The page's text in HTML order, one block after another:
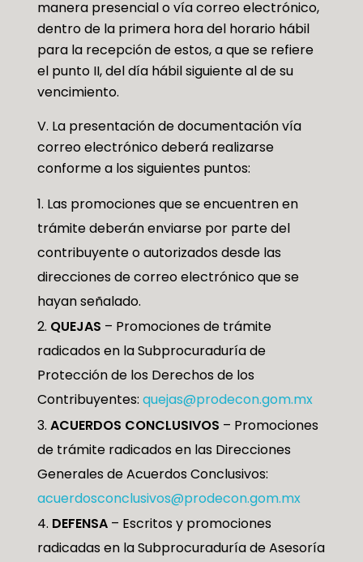
manera presencial o vía correo electrónico,
dentro de la primera hora del horario hábil
para la recepción de estos, a que se refiere
el punto II, del día hábil siguiente al de su
vencimiento.
V. La presentación de documentación vía
correo electrónico deberá realizarse
conforme a los siguientes puntos:
Las promociones que se encuentren en
trámite deberán enviarse por parte del
contribuyente o autorizados desde las
direcciones de correo electrónico que se
hayan señalado.
QUEJAS – Promociones de trámite
radicados en la Subprocuraduría de
Protección de los Derechos de los
Contribuyentes: quejas@prodecon.gom.mx
ACUERDOS CONCLUSIVOS – Promociones
de trámite radicados en las Direcciones
Generales de Acuerdos Conclusivos:
acuerdosconclusivos@prodecon.gom.mx
DEFENSA – Escritos y promociones
radicadas en la Subprocuraduría de Asesoría